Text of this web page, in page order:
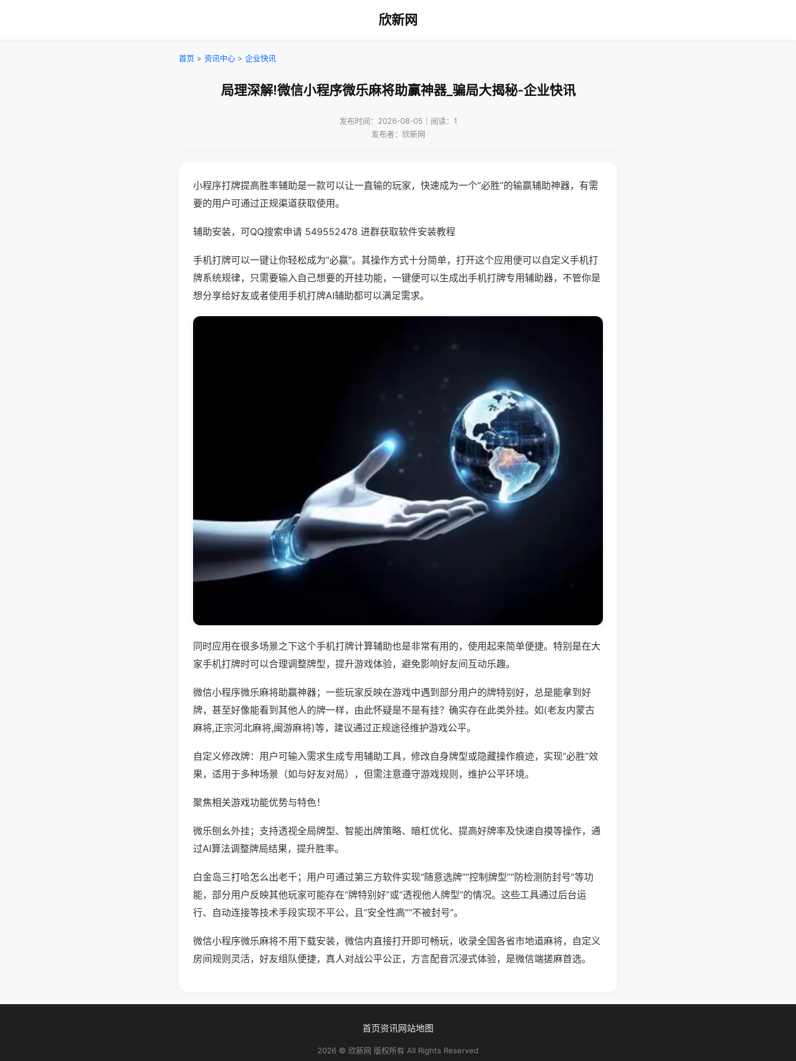
欣新网
首页 > 资讯中心 > 企业快讯
局理深解!微信小程序微乐麻将助赢神器_骗局大揭秘-企业快讯
发布时间：2026-08-05｜阅读：1
发布者：欣新网
小程序打牌提高胜率辅助是一款可以让一直输的玩家，快速成为一个“必胜”的输赢辅助神器，有需
要的用户可通过正规渠道获取使用。
辅助安装，可QQ搜索申请 549552478 进群获取软件安装教程
手机打牌可以一键让你轻松成为“必赢”。其操作方式十分简单，打开这个应用便可以自定义手机打
牌系统规律，只需要输入自己想要的开挂功能，一键便可以生成出手机打牌专用辅助器，不管你是
想分享给好友或者使用手机打牌AI辅助都可以满足需求。
同时应用在很多场景之下这个手机打牌计算辅助也是非常有用的，使用起来简单便捷。特别是在大
家手机打牌时可以合理调整牌型，提升游戏体验，避免影响好友间互动乐趣。
微信小程序微乐麻将助赢神器；一些玩家反映在游戏中遇到部分用户的牌特别好，总是能拿到好
牌，甚至好像能看到其他人的牌一样，由此怀疑是不是有挂？确实存在此类外挂。如(老友内蒙古
麻将,正宗河北麻将,闽游麻将)等，建议通过正规途径维护游戏公平。
自定义修改牌：用户可输入需求生成专用辅助工具，修改自身牌型或隐藏操作痕迹，实现“必胜”效
果，适用于多种场景（如与好友对局），但需注意遵守游戏规则，维护公平环境。
聚焦相关游戏功能优势与特色！
微乐刨幺外挂；支持透视全局牌型、智能出牌策略、暗杠优化、提高好牌率及快速自摸等操作，通
过AI算法调整牌局结果，提升胜率。
白金岛三打哈怎么出老千；用户可通过第三方软件实现“随意选牌”“控制牌型”“防检测防封号”等功
能，部分用户反映其他玩家可能存在“牌特别好”或“透视他人牌型”的情况。这些工具通过后台运
行、自动连接等技术手段实现不平公，且“安全性高”“不被封号”。
微信小程序微乐麻将不用下载安装，微信内直接打开即可畅玩，收录全国各省市地道麻将，自定义
房间规则灵活，好友组队便捷，真人对战公平公正，方言配音沉浸式体验，是微信端搓麻首选。
首页资讯网站地图
2026 © 欣新网 版权所有 All Rights Reserved